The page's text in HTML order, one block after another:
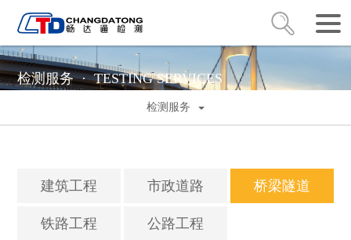
检测服务 ·TESTING SERVICES
检测服务
建筑工程 市政道路 桥梁隧道
铁路工程 公路工程